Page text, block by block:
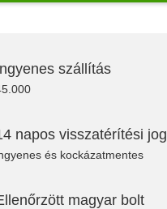
szállítás
napos visszatérítési jog
és kockázatmentes
magyar bolt